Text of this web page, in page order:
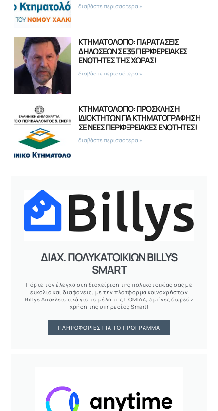
διαβάστε περισσότερα »
ΚΤΗΜΑΤΟΛΟΓΙΟ: ΠΑΡΑΤΑΣΕΙΣ
ΔΗΛΩΣΕΩΝ ΣΕ 35 ΠΕΡΙΦΕΡΕΙΑΚΕΣ
ΕΝΟΤΗΤΕΣ ΤΗΣ ΧΩΡΑΣ!
διαβάστε περισσότερα »
ΚΤΗΜΑΤΟΛΟΓΙΟ: ΠΡΟΣΚΛΗΣΗ
ΙΔΙΟΚΤΗΤΩΝ ΓΙΑ ΚΤΗΜΑΤΟΓΡΑΦΗΣΗ
ΣΕ ΝΕΕΣ ΠΕΡΙΦΕΡΕΙΑΚΕΣ ΕΝΟΤΗΤΕΣ!
διαβάστε περισσότερα »
ΔΙΑΧ. ΠΟΛΥΚΑΤΟΙΚΙΩΝ BILLYS
SMART
Πάρτε τον έλεγχο στη διαχείριση της πολυκατοικίας σας με
ευκολία και διαφάνεια, με την πλατφόρμα κοινοχρήστων
Billys Αποκλειστικά για τα μέλη της ΠΟΜΙΔΑ, 3 μήνες δωρεάν
χρήση της υπηρεσίας Smart!
ΠΛΗΡΟΦΟΡΊΕΣ ΓΙΑ ΤΟ ΠΡΌΓΡΑΜΜΑ